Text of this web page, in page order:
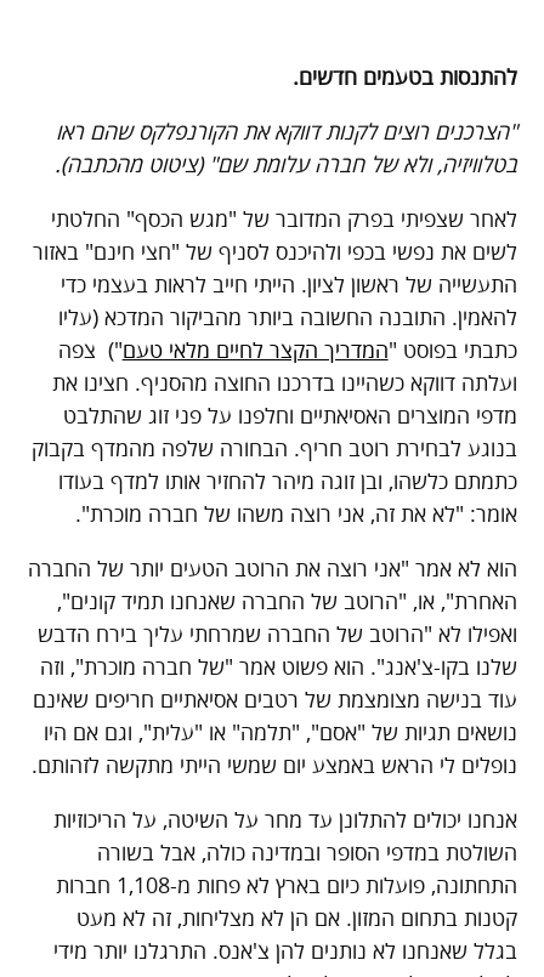
להתנסות בטעמים חדשים.
"הצרכנים רוצים לקנות דווקא את הקורנפלקס שהם ראו
בטלוויזיה, ולא של חברה עלומת שם" (ציטוט מהכתבה).
לאחר שצפיתי בפרק המדובר של "מגש הכסף" החלטתי
לשים את נפשי בכפי ולהיכנס לסניף של "חצי חינם" באזור
התעשייה של ראשון לציון. הייתי חייב לראות בעצמי כדי
להאמין. התובנה החשובה ביותר מהביקור המדכא (עליו
כתבתי בפוסט "המדריך הקצר לחיים מלאי טעם") צפה
ועלתה דווקא כשהיינו בדרכנו החוצה מהסניף. חצינו את
מדפי המוצרים האסיאתיים וחלפנו על פני זוג שהתלבט
בנוגע לבחירת רוטב חריף. הבחורה שלפה מהמדף בקבוק
כתמתם כלשהו, ובן זוגה מיהר להחזיר אותו למדף בעודו
אומר: "לא את זה, אני רוצה משהו של חברה מוכרת".
הוא לא אמר "אני רוצה את הרוטב הטעים יותר של החברה
האחרת", או, "הרוטב של החברה שאנחנו תמיד קונים",
ואפילו לא "הרוטב של החברה שמרחתי עליך בירח הדבש
שלנו בקו-צ'אנג". הוא פשוט אמר "של חברה מוכרת", וזה
עוד בנישה מצומצמת של רטבים אסיאתיים חריפים שאינם
נושאים תגיות של "אסם", "תלמה" או "עלית", וגם אם היו
נופלים לי הראש באמצע יום שמשי הייתי מתקשה לזהותם.
אנחנו יכולים להתלונן עד מחר על השיטה, על הריכוזיות
השולטת במדפי הסופר ובמדינה כולה, אבל בשורה
התחתונה, פועלות כיום בארץ לא פחות מ-1,108 חברות
קטנות בתחום המזון. אם הן לא מצליחות, זה לא מעט
בגלל שאנחנו לא נותנים להן צ'אנס. התרגלנו יותר מידי